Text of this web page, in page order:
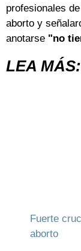
profesionales
aborto y
anotarse "no
LEA MÁS:
Fuerte
aborto